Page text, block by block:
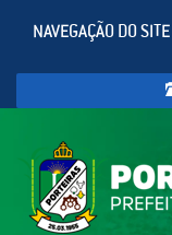
NAVEGAÇÃO DO SITE